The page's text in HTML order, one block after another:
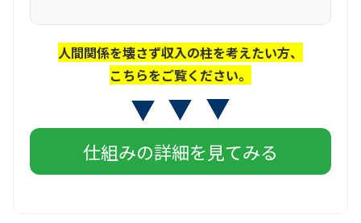
人間関係を壊さず収入の柱を考えたい方、
こちらをご覧ください。
仕組みの詳細を見てみる